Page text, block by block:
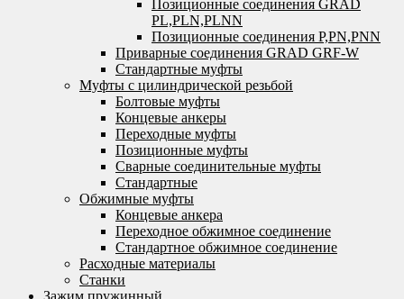
Позиционные соединения GRAD
PL,PLN,PLNN
Позиционные соединения P,PN,PNN
Приварные соединения GRAD GRF-W
Стандартные муфты
Муфты с цилиндрической резьбой
Болтовые муфты
Концевые анкеры
Переходные муфты
Позиционные муфты
Сварные соединительные муфты
Стандартные
Обжимные муфты
Концевые анкера
Переходное обжимное соединение
Стандартное обжимное соединение
Расходные материалы
Станки
Зажим пружинный